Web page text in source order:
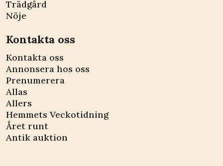
Trädgård
Nöje
Kontakta oss
Kontakta oss
Annonsera hos oss
Prenumerera
Allas
Allers
Hemmets Veckotidning
Året runt
Antik auktion